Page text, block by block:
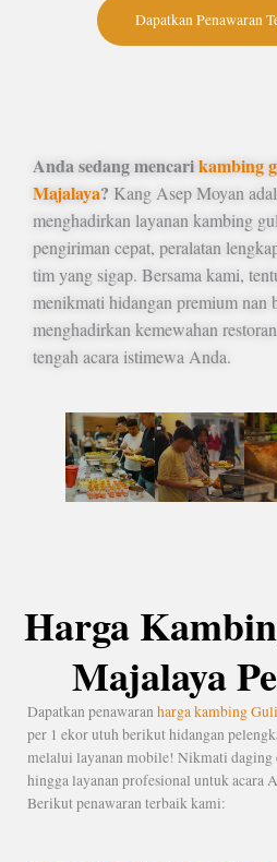
Dapatkan Penawaran
Anda sedang mencarikambing
Majalaya? Kang Asep Moyan
menghadirkan layanan kambing
pengiriman cepat, peralatan
tim yang sigap. Bersama kami,
menikmati hidangan premium nan
menghadirkan kemewahan
tengah acara istimewa Anda.
Harga
Majalaya
Dapatkan penawaran harga kambing
per 1 ekor utuh berikut hidangan
melalui layanan mobile! Nikmati daging
hingga layanan profesional untuk acara
Berikut penawaran terbaik kami: